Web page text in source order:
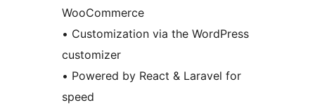
WooCommerce
• Customization via the WordPress
customizer
• Powered by React & Laravel for
speed